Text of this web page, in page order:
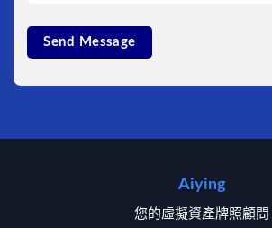
Aiying
您的虛擬資產牌照顧問